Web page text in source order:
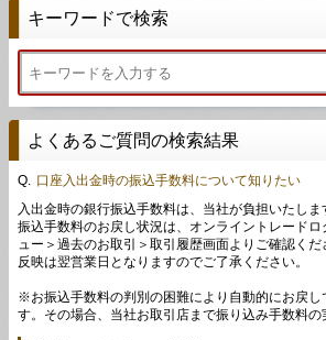
キーワードで検索
よくあるご質問の検索結果
Q. 口座入出金時の振込手数料について知りたい
入出金時の銀行振込手数料は、当社が負担いたしま
振込手数料のお戻し状況は、オンライントレード
ュー＞過去のお取引＞取引履歴画面よりご確認く
反映は翌営業日となりますのでご了承ください。
※お振込手数料の判別の困難により自動的にお戻し
す。その場合、当社お取引店まで振り込み手数料の